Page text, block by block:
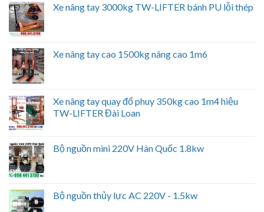
Xe nâng tay 3000kg TW-LIFTER bánh PU lỗi thép
Xe nâng tay cao 1500kg nâng cao 1m6
Xe nâng tay quay đổ phuy 350kg cao 1m4 hiệu
TW-LIFTER Đài Loan
Bộ nguồn mini 220V Hàn Quốc 1.8kw
Bộ nguồn thủy lực AC 220V - 1.5kw